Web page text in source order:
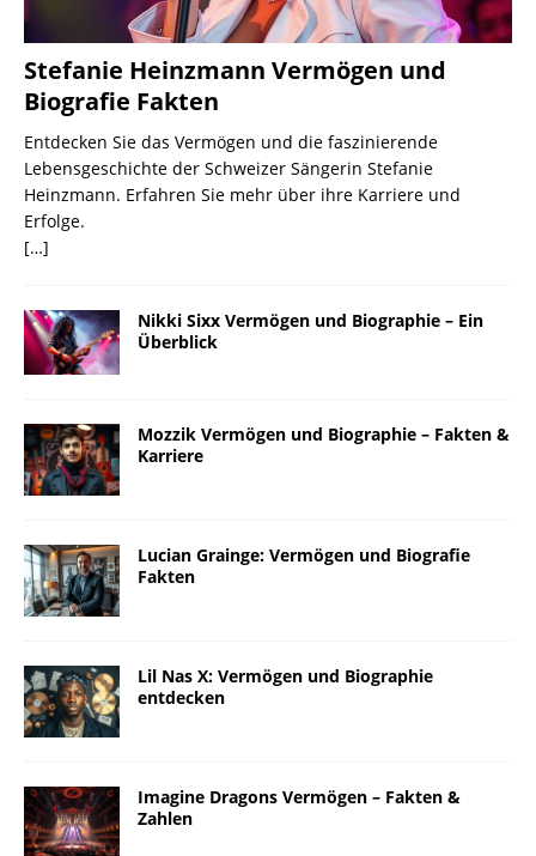
Stefanie Heinzmann Vermögen und
Biografie Fakten
Entdecken Sie das Vermögen und die faszinierende
Lebensgeschichte der Schweizer Sängerin Stefanie
Heinzmann. Erfahren Sie mehr über ihre Karriere und
Erfolge.
[…]
Nikki Sixx Vermögen und Biographie – Ein
Überblick
Mozzik Vermögen und Biographie – Fakten &
Karriere
Lucian Grainge: Vermögen und Biografie
Fakten
Lil Nas X: Vermögen und Biographie
entdecken
Imagine Dragons Vermögen – Fakten &
Zahlen